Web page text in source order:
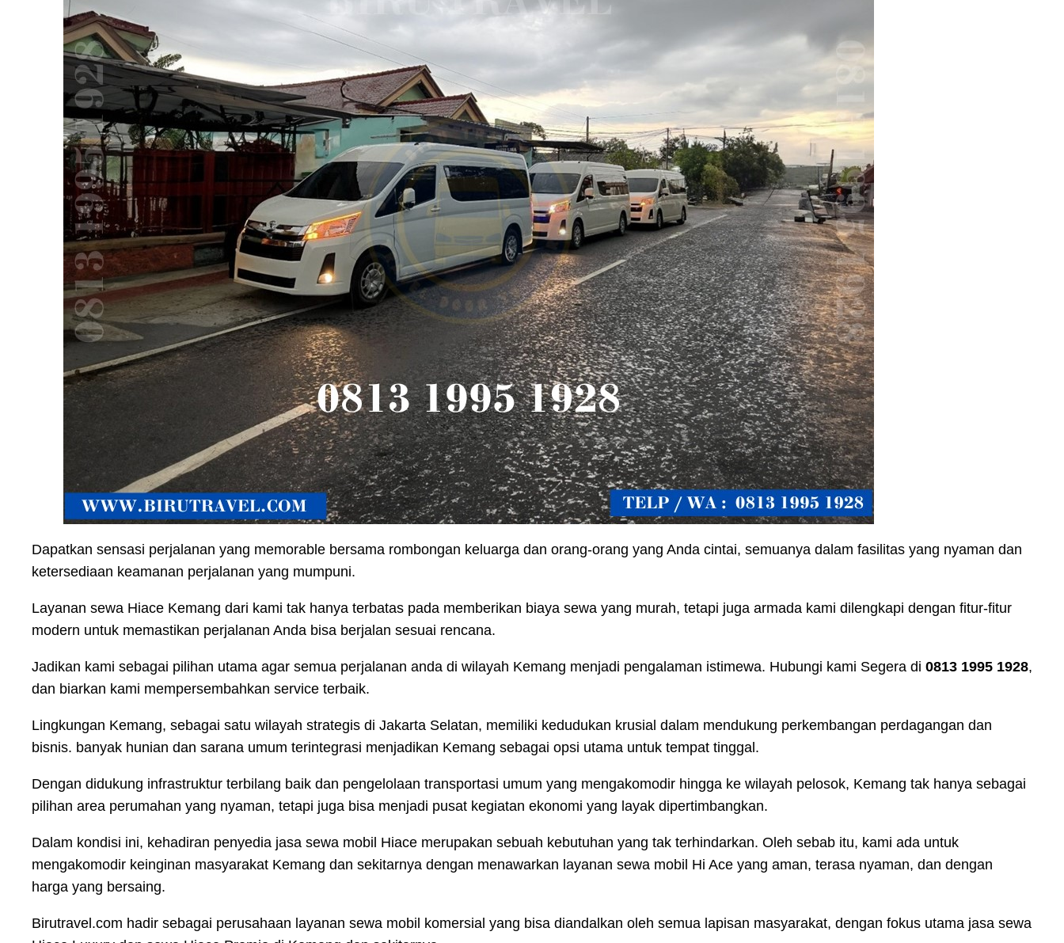
Dapatkan sensasi perjalanan yang memorable bersama rombongan keluarga dan orang-orang yang Anda cintai, semuanya dalam fasilitas yang nyaman dan
ketersediaan keamanan perjalanan yang mumpuni.
Layanan sewa Hiace Kemang dari kami tak hanya terbatas pada memberikan biaya sewa yang murah, tetapi juga armada kami dilengkapi dengan fitur-fitur
modern untuk memastikan perjalanan Anda bisa berjalan sesuai rencana.
Jadikan kami sebagai pilihan utama agar semua perjalanan anda di wilayah Kemang menjadi pengalaman istimewa. Hubungi kami Segera di 0813 1995 1928,
dan biarkan kami mempersembahkan service terbaik.
Lingkungan Kemang, sebagai satu wilayah strategis di Jakarta Selatan, memiliki kedudukan krusial dalam mendukung perkembangan perdagangan dan
bisnis. banyak hunian dan sarana umum terintegrasi menjadikan Kemang sebagai opsi utama untuk tempat tinggal.
Dengan didukung infrastruktur terbilang baik dan pengelolaan transportasi umum yang mengakomodir hingga ke wilayah pelosok, Kemang tak hanya sebagai
pilihan area perumahan yang nyaman, tetapi juga bisa menjadi pusat kegiatan ekonomi yang layak dipertimbangkan.
Dalam kondisi ini, kehadiran penyedia jasa sewa mobil Hiace merupakan sebuah kebutuhan yang tak terhindarkan. Oleh sebab itu, kami ada untuk
mengakomodir keinginan masyarakat Kemang dan sekitarnya dengan menawarkan layanan sewa mobil Hi Ace yang aman, terasa nyaman, dan dengan
harga yang bersaing.
Birutravel.com hadir sebagai perusahaan layanan sewa mobil komersial yang bisa diandalkan oleh semua lapisan masyarakat, dengan fokus utama jasa sewa